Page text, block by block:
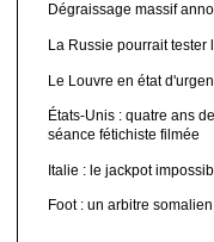
Dégraissage massif
La Russie pourrait tester
Le Louvre en état
États-Unis : quatre ans
séance fétichiste filmée
Italie : le jackpot
Foot : un arbitre